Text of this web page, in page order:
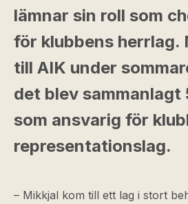
lämnar sin roll som
för klubbens herrlag.
till AIK under
det blev sammanlagt
som ansvarig för
representationslag.
– Mikkjal kom till ett lag i stort